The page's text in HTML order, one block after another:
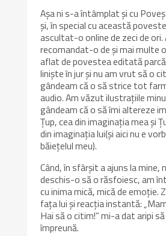
Așa ni s-a întâmplat și cu
și, în special cu această
ascultat-o online de zeci de ori.
recomandat-o de și mai multe
aflat de povestea editată
liniște în jur și nu am vrut să o
gândeam că o să strice tot
audio. Am văzut ilustrațiile
gândeam că o să îmi altereze
Țup, cea din imaginația mea și
din imaginația lui(și aici nu e
băiețelul meu).
Când, în sfârșit a ajuns la mine,
deschis-o să o răsfoiesc, am
cu inima mică, mică de emoție.
fața lui și reacția instantă:
Hai să o citim!” mi-a dat aripi
împreună.